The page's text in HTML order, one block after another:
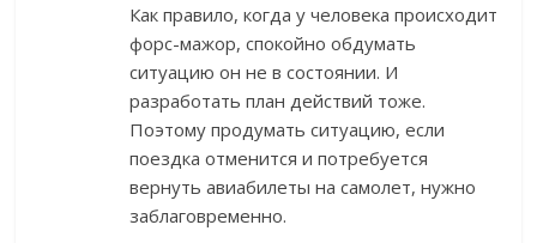
Как правило, когда у человека происходит
форс-мажор, спокойно обдумать
ситуацию он не в состоянии. И
разработать план действий тоже.
Поэтому продумать ситуацию, если
поездка отменится и потребуется
вернуть авиабилеты на самолет, нужно
заблаговременно.